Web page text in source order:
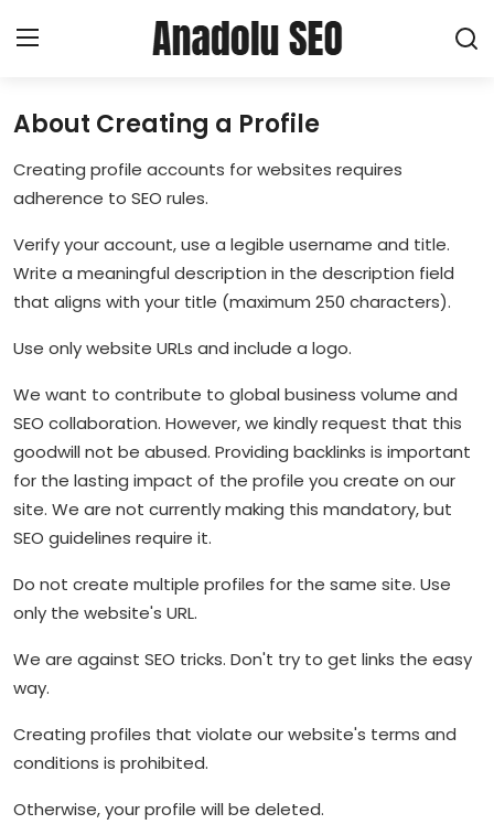
About Creating a Profile
Haberler
Hizmetler
SEO
Pazarlama
Yerel SEO
Kurumsal
Hakkımızda
Bize Ulaşın
About Creating a Profile
Creating profile accounts for websites requires
adherence to SEO rules.
Verify your account, use a legible username and title.
Write a meaningful description in the description field
that aligns with your title (maximum 250 characters).
Use only website URLs and include a logo.
We want to contribute to global business volume and
SEO collaboration. However, we kindly request that this
goodwill not be abused. Providing backlinks is important
for the lasting impact of the profile you create on our
site. We are not currently making this mandatory, but
SEO guidelines require it.
Do not create multiple profiles for the same site. Use
only the website's URL.
We are against SEO tricks. Don't try to get links the easy
way.
Creating profiles that violate our website's terms and
conditions is prohibited.
Otherwise, your profile will be deleted.